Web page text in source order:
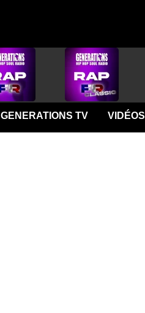
GENERATIONS TV VIDÉOS